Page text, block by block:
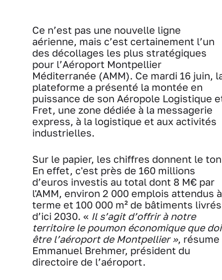
Ce n’est pas une nouvelle ligne
aérienne, mais c’est certainement l’un
des décollages les plus stratégiques
pour l’Aéroport Montpellier
Méditerranée (AMM). Ce mardi 16 juin,
plateforme a présenté la montée en
puissance de son Aéropole Logistique
Fret, une zone dédiée à la messagerie
express, à la logistique et aux activités
industrielles.
Sur le papier, les chiffres donnent le
En effet, c'est près de 160 millions
d’euros investis au total dont 8 M€ par
l'AMM, environ 2 000 emplois attendus à
terme et 100 000 m² de bâtiments livrés
d’ici 2030. « Il s’agit d’offrir à notre
territoire le poumon économique que
être l’aéroport de Montpellier », résume
Emmanuel Brehmer, président du
directoire de l’aéroport.